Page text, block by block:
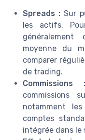
Spreads : Sur
les actifs.
moyenne du
comparer
de trading.
Commissions :
commissions
notamment
comptes
intégrée dans le